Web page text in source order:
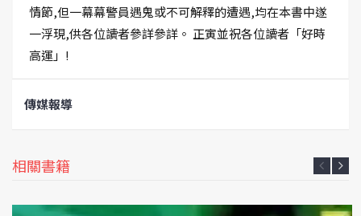
情節,但一幕幕警員遇鬼或不可解釋的遭遇,均在本書中遂
一浮現,供各位讀者參詳參詳。 正寅並祝各位讀者「好時
高運」!
傳媒報導
相關書籍